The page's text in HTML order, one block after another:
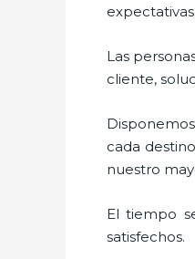
expectativas.
Las
cliente,
cada
nuestro
El tiempo
satisfechos.